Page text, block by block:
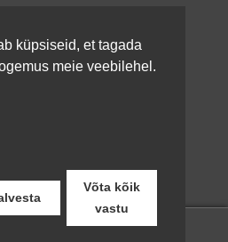
küpsiseid, et tagada
meie veebilehel.
Võta kõik
vastu